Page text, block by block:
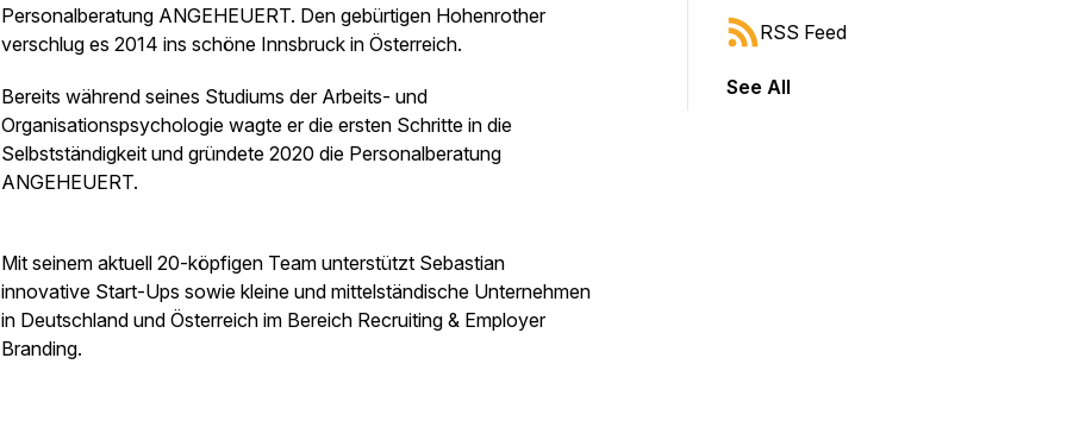
Personalberatung ANGEHEUERT. Den gebürtigen Hohenrother
verschlug es 2014 ins schöne Innsbruck in Österreich.
Bereits während seines Studiums der Arbeits- und
Organisationspsychologie wagte er die ersten Schritte in die
Selbstständigkeit und gründete 2020 die Personalberatung
ANGEHEUERT.
Mit seinem aktuell 20-köpfigen Team unterstützt Sebastian
innovative Start-Ups sowie kleine und mittelständische Unternehmen
in Deutschland und Österreich im Bereich Recruiting & Employer
Branding.
RSS Feed
See All